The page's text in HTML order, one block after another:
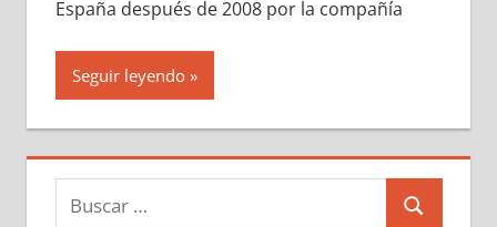
España después dе 2008 pοr la compañía
Seguir leyendo
Buscar:
Buscar